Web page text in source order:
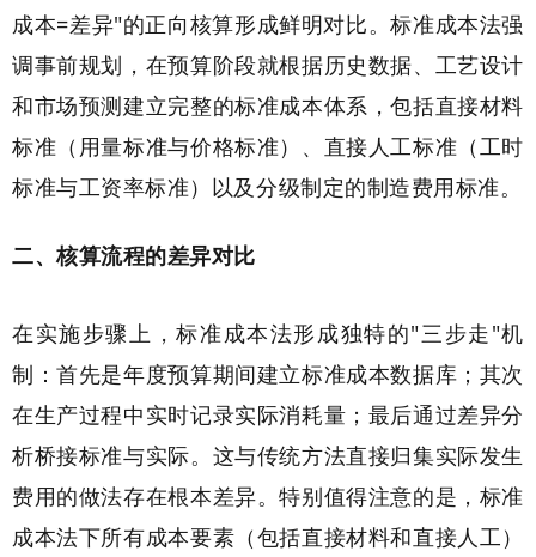
成本=差异"的正向核算形成鲜明对比。标准成本法强
调事前规划，在预算阶段就根据历史数据、工艺设计
和市场预测建立完整的标准成本体系，包括直接材料
标准（用量标准与价格标准）、直接人工标准（工时
标准与工资率标准）以及分级制定的制造费用标准。
二、核算流程的差异对比
在实施步骤上，标准成本法形成独特的"三步走"机
制：首先是年度预算期间建立标准成本数据库；其次
在生产过程中实时记录实际消耗量；最后通过差异分
析桥接标准与实际。这与传统方法直接归集实际发生
费用的做法存在根本差异。特别值得注意的是，标准
成本法下所有成本要素（包括直接材料和直接人工）